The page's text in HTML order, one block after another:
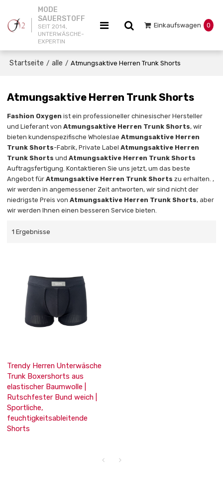
MODE
SAUERSTOFF
SEIT 2014,
UNTERWÄSCHE-
EXPERTIN
Einkaufswagen 0
Startseite / alle / Atmungsaktive Herren Trunk Shorts
Atmungsaktive Herren Trunk Shorts
Fashion Oxygen ist ein professioneller chinesischer Hersteller
und Lieferant vonAtmungsaktive Herren Trunk Shorts, wir
bieten kundenspezifische WholeslaeAtmungsaktive Herren
Trunk Shorts-Fabrik, Private LabelAtmungsaktive Herren
Trunk Shorts undAtmungsaktive Herren Trunk Shorts
Auftragsfertigung. Kontaktieren Sie uns jetzt, um das beste
Angebot fürAtmungsaktive Herren Trunk Shorts zu erhalten. ,
wir werden in angemessener Zeit antworten, wir sind nicht der
niedrigste Preis vonAtmungsaktive Herren Trunk Shorts, aber
wir werden Ihnen einen besseren Service bieten.
1 Ergebnisse
Trendy Herren Unterwäsche
Trunk Boxershorts aus
elastischer Baumwolle |
Rutschfester Bund weich |
Sportliche,
feuchtigkeitsableitende
Shorts